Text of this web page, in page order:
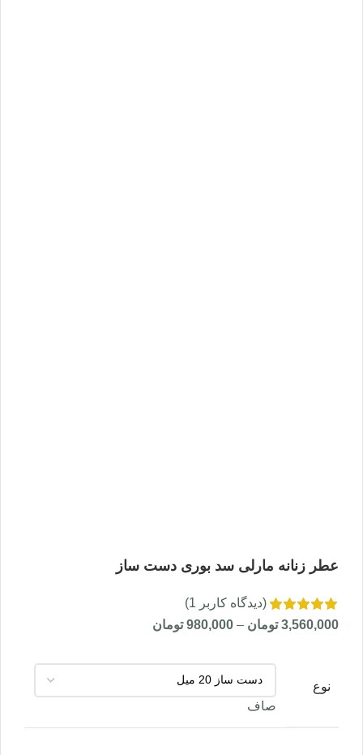
عطر زنانه مارلی سد بوری دست ساز
(دیدگاه کاربر 1
)
3,560,000 تومان –
980,000 تومان
نوع
صاف